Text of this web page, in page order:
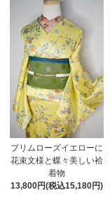
プリムローズイエローに
花束文様と蝶々美しい袷
着物
13,800円(税込15,180円)